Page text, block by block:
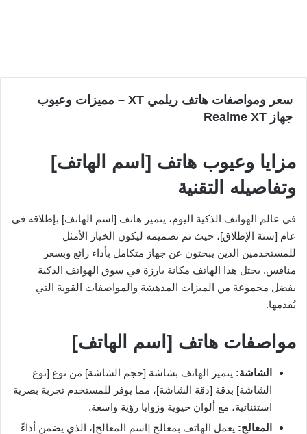
سعر ومواصفات هاتف ريلمي XT – مميزات وعيوب
جهاز Realme XT
مزايا وعيوب هاتف [اسم الهاتف]
وتفاصيله التقنية
في عالم الهواتف الذكية اليوم، يتميز هاتف [اسم الهاتف] بإطلاقه في
عام [سنة الإطلاق]، حيث تم تصميمه ليكون الخيار الأمثل
للمستخدمين الذين يبحثون عن جهاز متكامل بأداء رائع وبسعر
منافس. يحتل هذا الهاتف مكانة بارزة في سوق الهواتف الذكية
بفضل مجموعة من الميزات المدهشة والمواصفات القوية التي
يُقدمها.
مواصفات هاتف [اسم الهاتف]
الشاشة: يتميز الهاتف بشاشة [حجم الشاشة] من نوع [نوع
الشاشة] بدقة [دقة الشاشة]، مما يوفر للمستخدم تجربة بصرية
استثنائية، مع ألوان حيوية وزوايا رؤية واسعة.
المعالج: يعمل الهاتف بمعالج [اسم المعالج]، الذي يضمن أداءً